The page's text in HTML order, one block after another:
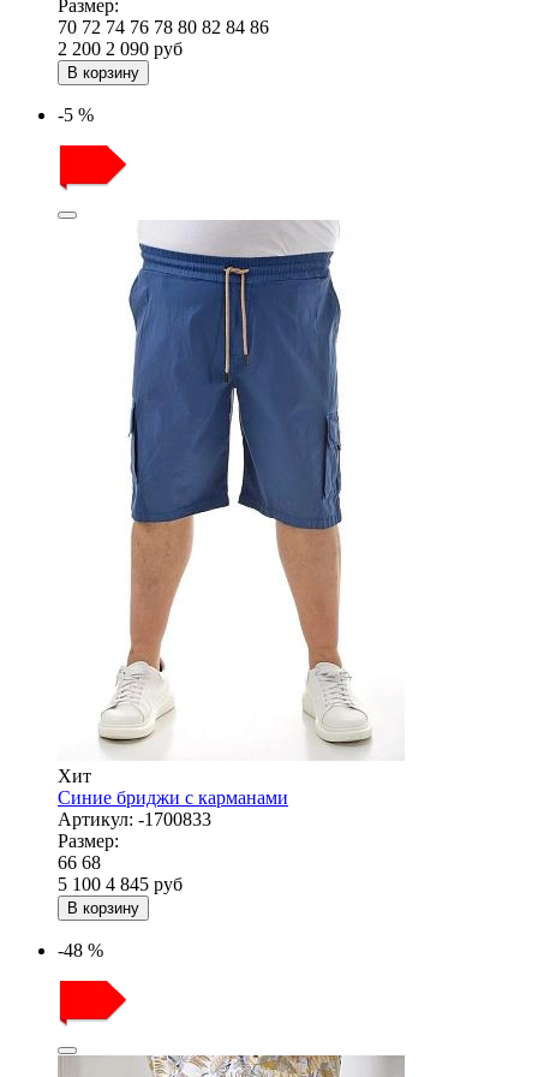
Размер:
70 72 74 76 78 80 82 84 86
2 200 2 090 руб
В корзину
-5 %
Хит
Синие бриджи с карманами
Артикул: -1700833
Размер:
66 68
5 100 4 845 руб
В корзину
-48 %